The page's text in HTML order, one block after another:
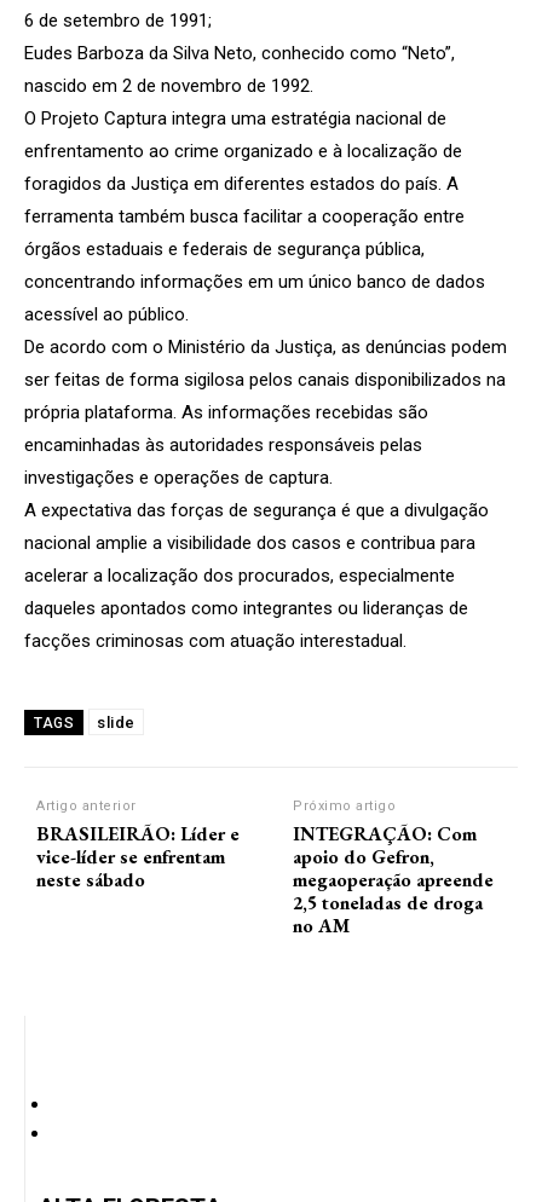
6 de setembro de 1991;
Eudes Barboza da Silva Neto, conhecido como “Neto”,
nascido em 2 de novembro de 1992.
O Projeto Captura integra uma estratégia nacional de
enfrentamento ao crime organizado e à localização de
foragidos da Justiça em diferentes estados do país. A
ferramenta também busca facilitar a cooperação entre
órgãos estaduais e federais de segurança pública,
concentrando informações em um único banco de dados
acessível ao público.
De acordo com o Ministério da Justiça, as denúncias podem
ser feitas de forma sigilosa pelos canais disponibilizados na
própria plataforma. As informações recebidas são
encaminhadas às autoridades responsáveis pelas
investigações e operações de captura.
A expectativa das forças de segurança é que a divulgação
nacional amplie a visibilidade dos casos e contribua para
acelerar a localização dos procurados, especialmente
daqueles apontados como integrantes ou lideranças de
facções criminosas com atuação interestadual.
TAGS slide
Artigo anterior
BRASILEIRÃO: Líder e
vice-líder se enfrentam
neste sábado
Próximo artigo
INTEGRAÇÃO: Com
apoio do Gefron,
megaoperação apreende
2,5 toneladas de droga
no AM